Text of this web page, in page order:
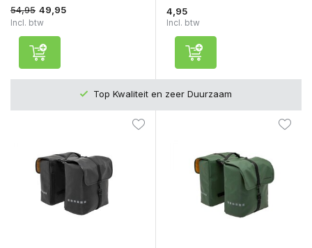
54,95 49,95
Incl. btw
4,95
Incl. btw
Top Kwaliteit en zeer Duurzaam